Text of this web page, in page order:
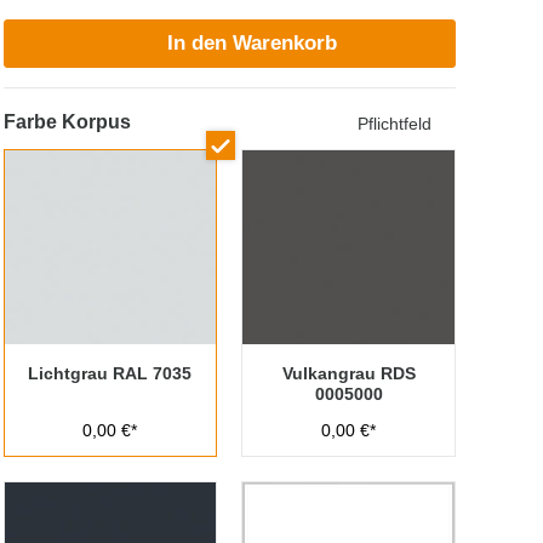
In den Warenkorb
Farbe Korpus Pflichtfeld
Lichtgrau RAL 7035
0,00 €*
Vulkangrau RDS
0005000
0,00 €*